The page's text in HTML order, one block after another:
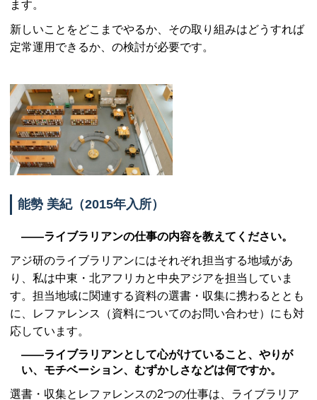
ます。
新しいことをどこまでやるか、その取り組みはどうすれば
定常運用できるか、の検討が必要です。
能勢 美紀（2015年入所）
――ライブラリアンの仕事の内容を教えてください。
アジ研のライブラリアンにはそれぞれ担当する地域があ
り、私は中東・北アフリカと中央アジアを担当していま
す。担当地域に関連する資料の選書・収集に携わるととも
に、レファレンス（資料についてのお問い合わせ）にも対
応しています。
――ライブラリアンとして心がけていること、やりが
い、モチベーション、むずかしさなどは何ですか。
選書・収集とレファレンスの2つの仕事は、ライブラリア